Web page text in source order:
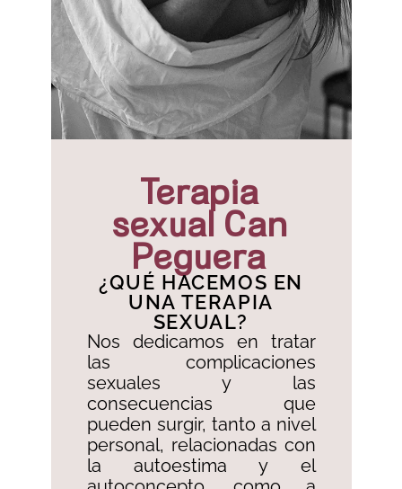
Terapia
sexual Can
Peguera
¿QUÉ HACEMOS EN
UNA TERAPIA
SEXUAL?
Nos dedicamos en tratar
las complicaciones
sexuales y las
consecuencias que
pueden surgir, tanto a nivel
personal, relacionadas con
la autoestima y el